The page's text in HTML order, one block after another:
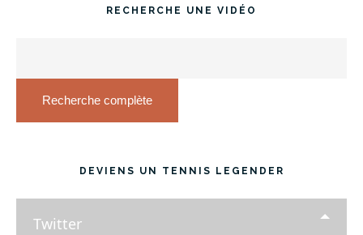
RECHERCHE UNE VIDÉO
Recherche complète
DEVIENS UN TENNIS LEGENDER
Twitter